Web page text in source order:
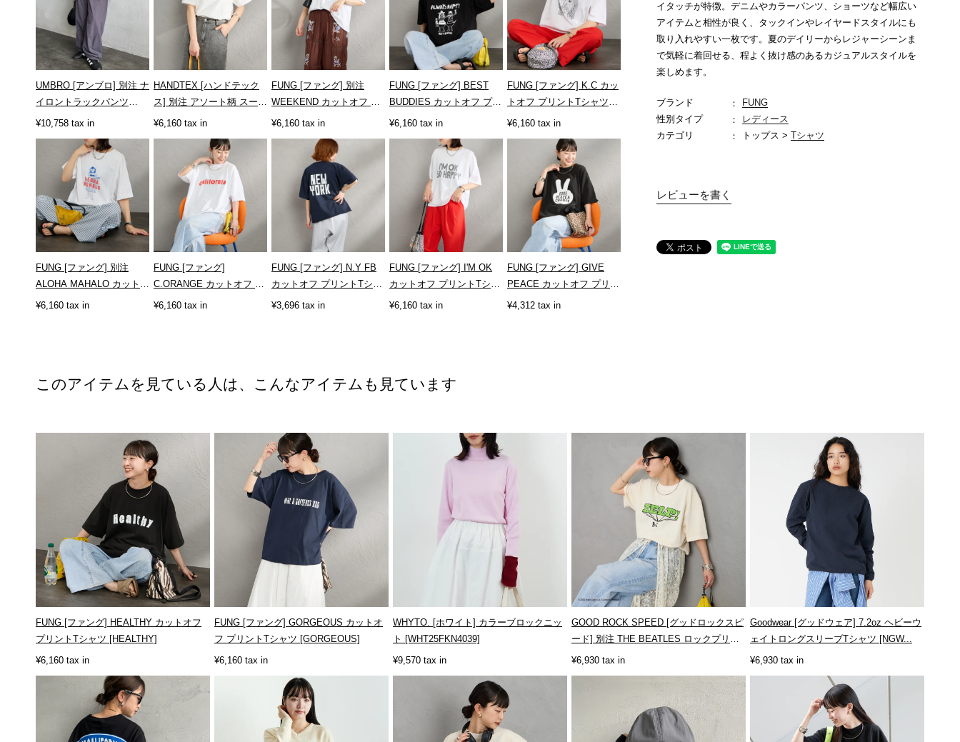
UMBRO [アンブロ] 別注 ナ
イロントラックパンツ
[KBT126-NK-PT1-MS-JF]
¥10,758 tax in
HANDTEX [ハンドテック
ス] 別注 アソート柄 スーベ
ニアプリントTシャツ
¥6,160 tax in
FUNG [ファング] 別注
WEEKEND カットオフ プ
リントTシャツ
¥6,160 tax in
FUNG [ファング] BEST
BUDDIES カットオフ プリ
ントTシャツ [BEST-
¥6,160 tax in
FUNG [ファング] K.C カッ
トオフ プリントTシャツ
[KC]
¥6,160 tax in
FUNG [ファング] 別注
ALOHA MAHALO カットオ
フプリントTシャツ
¥6,160 tax in
FUNG [ファング]
C.ORANGE カットオフ プ
リントTシャツ
¥6,160 tax in
FUNG [ファング] N.Y FB
カットオフ プリントTシャ
ツ [NY-FB]
¥3,696 tax in
FUNG [ファング] I'M OK
カットオフ プリントTシャ
ツ [IM-OK]
¥6,160 tax in
FUNG [ファング] GIVE
PEACE カットオフ プリン
トTシャツ [GIVE-PEACE]
¥4,312 tax in
イタッチが特徴。デニムやカラーパンツ、ショーツなど幅広い
アイテムと相性が良く、タックインやレイヤードスタイルにも
取り入れやすい一枚です。夏のデイリーからレジャーシーンま
で気軽に着回せる、程よく抜け感のあるカジュアルスタイルを
楽しめます。
ブランド
FUNG
性別タイプ
レディース
カテゴリ
トップス > Tシャツ
レビューを書く
このアイテムを見ている人は、こんなアイテムも見ています
FUNG [ファング] HEALTHY カットオフ
プリントTシャツ [HEALTHY]
¥6,160 tax in
FUNG [ファング] GORGEOUS カットオ
フ プリントTシャツ [GORGEOUS]
¥6,160 tax in
WHYTO. [ホワイト] カラーブロックニッ
ト [WHT25FKN4039]
¥9,570 tax in
GOOD ROCK SPEED [グッドロックスピ
ード] 別注 THE BEATLES ロックプリン
ト...
¥6,930 tax in
Goodwear [グッドウェア] 7.2oz ヘビーウ
ェイトロングスリーブTシャツ [NGW...
¥6,930 tax in